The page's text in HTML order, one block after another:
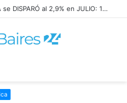
La INFLACIÓN de CABA se DISPARÓ al 2,9% en JULIO: 19,4% en 2026